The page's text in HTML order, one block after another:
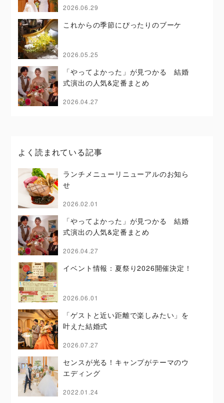
2026.06.29
これからの季節にぴったりのブーケ
2026.05.25
「やってよかった」が見つかる 結婚
式演出の人気&定番まとめ
2026.04.27
よく読まれている記事
ランチメニューリニューアルのお知ら
せ
2026.02.01
「やってよかった」が見つかる 結婚
式演出の人気&定番まとめ
2026.04.27
イベント情報：夏祭り2026開催決定！
2026.06.01
「ゲストと近い距離で楽しみたい」を
叶えた結婚式
2026.07.27
センスが光る！キャンプがテーマのウ
エディング
2022.01.24